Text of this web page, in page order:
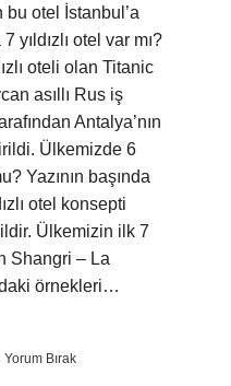
otel İstanbul’a
yıldızlı otel var mı?
oteli olan Titanic
asıllı Rus iş
Antalya’nın
Ülkemizde 6
Yazının başında
otel konsepti
Ülkemizin ilk 7
Shangri – La
örnekleri…
Yorum Bırak